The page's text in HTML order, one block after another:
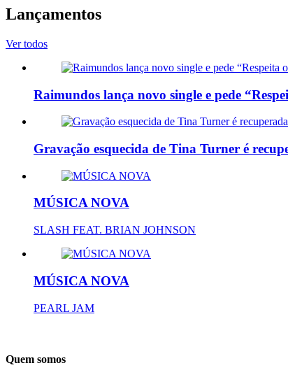
Lançamentos
Ver todos
Raimundos lança novo single e pede
Gravação esquecida de Tina Turner é
MÚSICA NOVA
SLASH FEAT. BRIAN JOHNSON
MÚSICA NOVA
PEARL JAM
Quem somos